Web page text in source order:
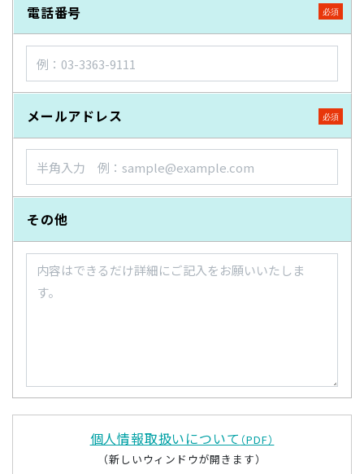
電話番号
メールアドレス
その他
個人情報取扱いについて （PDF）
（新しいウィンドウが開きます）